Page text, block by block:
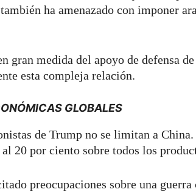
ha amenazado con imponer
gran medida del apoyo de defensa
esta compleja relación.
GLOBALES
de Trump no se limitan a China.
20 por ciento sobre todos los
preocupaciones sobre una